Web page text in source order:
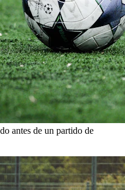
antes de un partido de